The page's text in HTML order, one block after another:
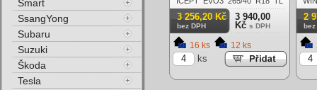
XL M+S 3PMSF FR 101V
Zimní
3 256,20 Kč
bez DPH
3 940,00
Kč s DPH
16 ks 12 ks
ks
XL
2
bez
Smart
SsangYong
Subaru
Suzuki
Škoda
Tesla